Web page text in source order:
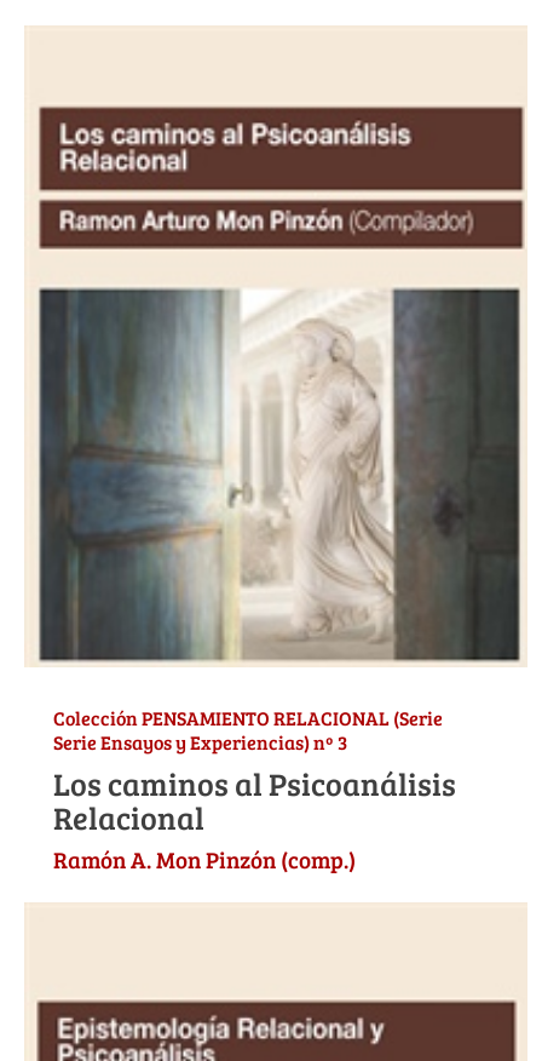
Colección PENSAMIENTO RELACIONAL (Serie
Serie Ensayos y Experiencias) nº 3
Los caminos al Psicoanálisis
Relacional
Ramón A. Mon Pinzón (comp.)